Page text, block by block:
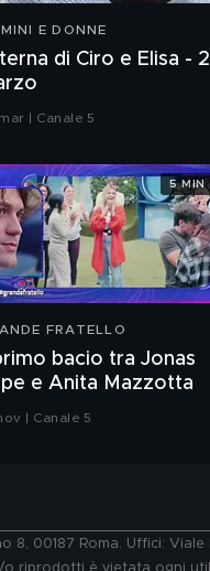
E DONNE
di Ciro e Elisa -
| Canale 5
FRATELLO
bacio tra Jonas
e Anita Mazzotta
| Canale 5
5 MIN
8, 00187 Roma. Uffici: